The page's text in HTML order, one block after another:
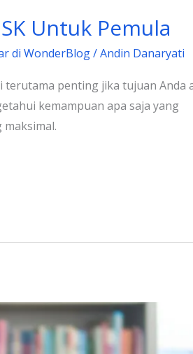
Untuk Pemula
di WonderBlog/Andin Danaryati
penting jika tujuan Anda
kemampuan apa saja yang